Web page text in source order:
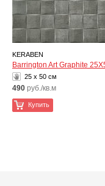
KERABEN
Barrington Art Graphite
25 x 50 см
490 руб./кв.м
Купить